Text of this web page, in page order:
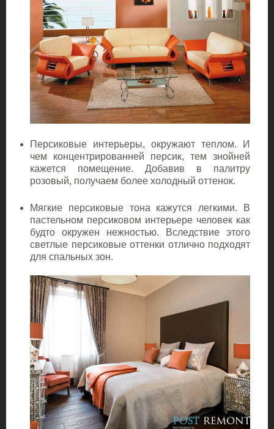
Персиковые интерьеры, окружают теплом. И
чем концентрированней персик, тем знойней
кажется помещение. Добавив в палитру
розовый, получаем более холодный оттенок.
Мягкие персиковые тона кажутся легкими. В
пастельном персиковом интерьере человек как
будто окружен нежностью. Вследствие этого
светлые персиковые оттенки отлично подходят
для спальных зон.